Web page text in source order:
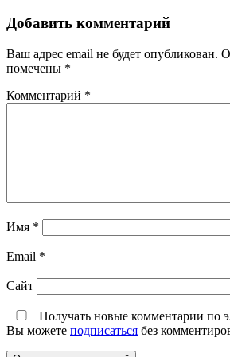
Добавить комментарий
Ваш адрес email не будет опубликован.
помечены *
Комментарий *
Имя *
Email *
Сайт
Получать новые комментарии по
Вы можете подписаться без